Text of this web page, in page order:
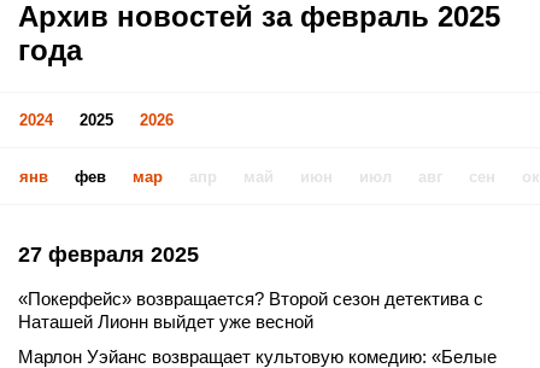
Архив новостей за февраль 2025
года
2024 2025 2026
янв фев мар апр май июн июл авг сен
27 февраля 2025
«Покерфейс» возвращается? Второй сезон детектива с
Наташей Лионн выйдет уже весной
Марлон Уэйанс возвращает культовую комедию: «Белые